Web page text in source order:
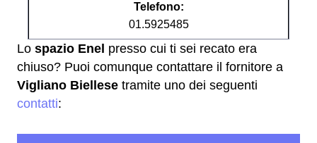
Telefono:
01.5925485
Lo spazio Enel presso cui ti sei recato era
chiuso? Puoi comunque contattare il fornitore a
Vigliano Biellese tramite uno dei seguenti
contatti: